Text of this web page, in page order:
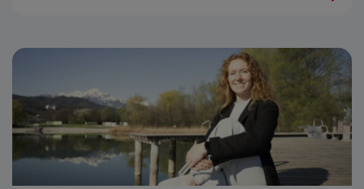
„Was ich an der IKB so end-cool finde, ist diese irre